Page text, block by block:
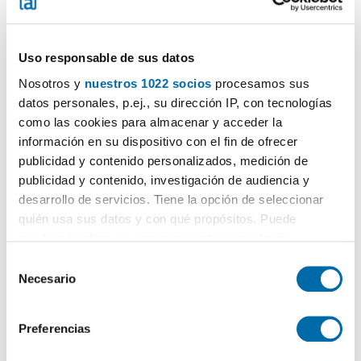
Uso responsable de sus datos
Nosotros y nuestros 1022 socios procesamos sus
datos personales, p.ej., su dirección IP, con tecnologías
como las cookies para almacenar y acceder la
información en su dispositivo con el fin de ofrecer
publicidad y contenido personalizados, medición de
publicidad y contenido, investigación de audiencia y
desarrollo de servicios. Tiene la opción de seleccionar
quién usa sus datos y con qué propósitos. Puede
el Menú de consentimiento.
Recopilar información sobre su ubicación geográfica
Necesario
Preferencias
500€
80m 3 Zi. 2 Badezimmer
Platjas, Sant Carles de la Rapita
Anrufen
Kontaktieren
PREMIUM